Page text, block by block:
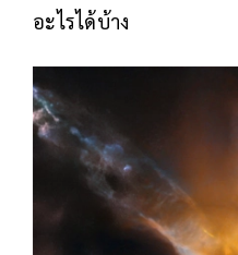
อะไรได้บ้าง